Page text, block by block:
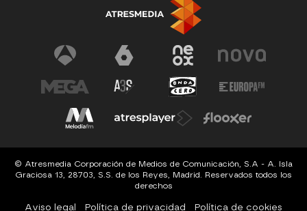
© Atresmedia Corporación de Medios de Comunicación, S.A - A. Isla
Graciosa 13, 28703, S.S. de los Reyes, Madrid. Reservados todos los
derechos
Aviso legal Política de privacidad Política de cookies